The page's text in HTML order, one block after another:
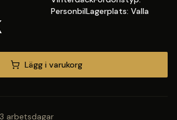
PersonbilLagerplats: Valla
Lägg i varukorg
arbetsdagar